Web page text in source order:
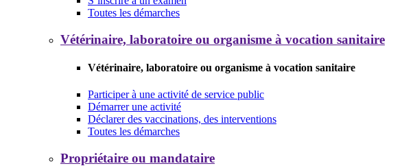
Toutes les démarches
Vétérinaire, laboratoire ou organisme à vocation sanitaire
Vétérinaire, laboratoire ou organisme à vocation sanitaire
Participer à une activité de service public
Démarrer une activité
Déclarer des vaccinations, des interventions
Toutes les démarches
Propriétaire ou mandataire